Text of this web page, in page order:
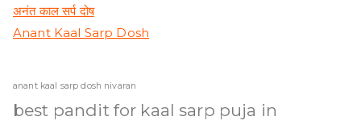
अनंत काल सर्प दोष
Anant Kaal Sarp Dosh
anant kaal sarp dosh nivaran
best pandit for kaal sarp puja in